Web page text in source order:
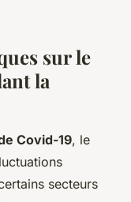
sur le
la
Covid-19, le
secteurs